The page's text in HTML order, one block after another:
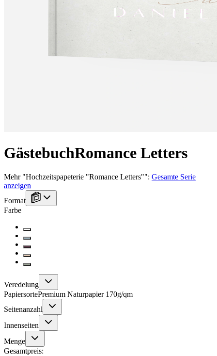
GästebuchRomance Letters
Mehr"Hochzeitspapeterie "Romance Letters"": Gesamte Serie
anzeigen
Format
Farbe
Veredelung
PapiersortePremium Naturpapier 170g/qm
Seitenanzahl
Innenseiten
Menge
Gesamtpreis: